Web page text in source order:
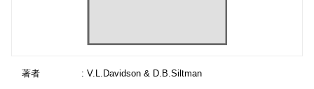
著者
: V.L.Davidson & D.B.Siltman